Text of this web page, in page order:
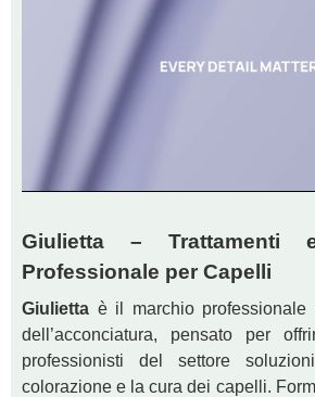
Giulietta – Trattamenti
Professionale per Capelli
Giulietta è il marchio professionale
dell’acconciatura, pensato per
professionisti del settore
colorazione e la cura dei capelli.